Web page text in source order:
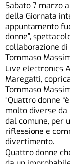
Sabato 7 marzo
della Giornata
appuntamento
donne”,
collaborazione di
Tommaso
Live electronics
Maregatti,
Tommaso
“Quattro donne “
molto diverse da
dal comune, per
riflessione e
divertimento.
Quattro donne